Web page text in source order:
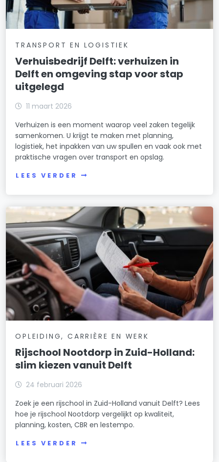
TRANSPORT EN LOGISTIEK
Verhuisbedrijf Delft: verhuizen in
Delft en omgeving stap voor stap
uitgelegd
11 maart 2026
Verhuizen is een moment waarop veel zaken tegelijk
samenkomen. U krijgt te maken met planning,
logistiek, het inpakken van uw spullen en vaak ook met
praktische vragen over transport en opslag.
LEES VERDER
OPLEIDING, CARRIÈRE EN WERK
Rijschool Nootdorp in Zuid-Holland:
slim kiezen vanuit Delft
24 februari 2026
Zoek je een rijschool in Zuid-Holland vanuit Delft? Lees
hoe je rijschool Nootdorp vergelijkt op kwaliteit,
planning, kosten, CBR en lestempo.
LEES VERDER